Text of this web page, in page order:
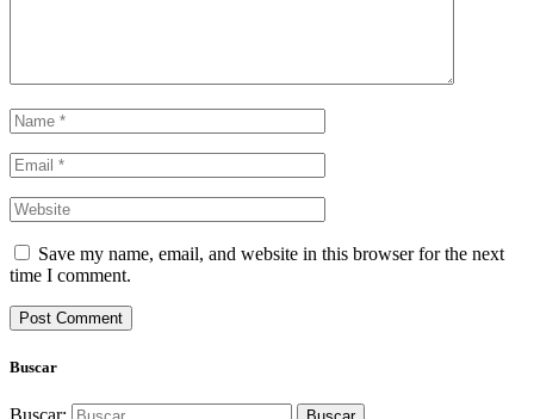
Save my name, email, and website in this browser for the next
time I comment.
Buscar
Buscar: